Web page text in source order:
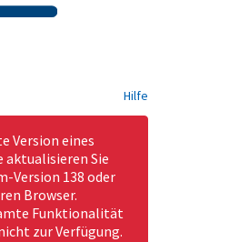
Hilfe
Version eines
Sie
Version 138 oder
Browser.
Funktionalität
zur Verfügung.